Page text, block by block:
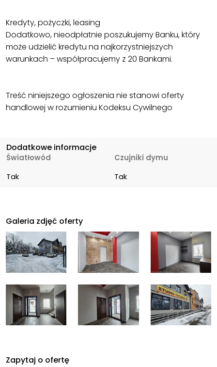
Kredyty, pożyczki, leasing
Dodatkowo, nieodpłatnie poszukujemy Banku, który
może udzielić kredytu na najkorzystniejszych
warunkach – współpracujemy z 20 Bankami.
Treść niniejszego ogłoszenia nie stanowi oferty
handlowej w rozumieniu Kodeksu Cywilnego
Dodatkowe informacje
Światłowód
Tak
Czujniki dymu
Tak
Galeria zdjęć oferty
Zapytaj o ofertę